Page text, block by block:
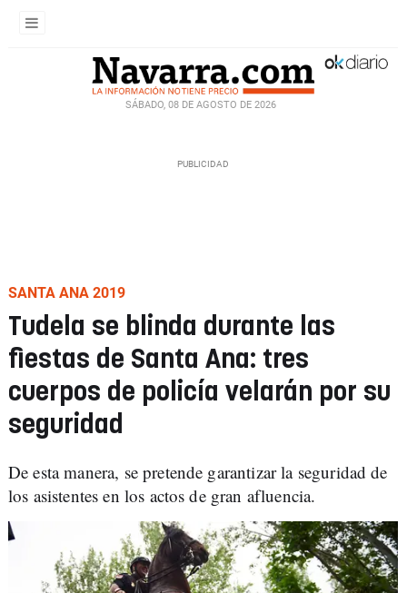
SÁBADO, 08 DE AGOSTO DE 2026
SANTA ANA 2019
Tudela se blinda durante las
fiestas de Santa Ana: tres
cuerpos de policía velarán por su
seguridad
De esta manera, se pretende garantizar la seguridad de
los asistentes en los actos de gran afluencia.